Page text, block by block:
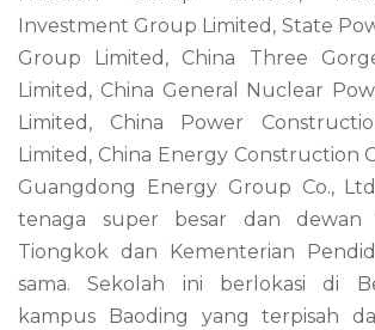
Investment Group Limited, State
Group Limited, China Three
Limited, China General Nuclear
Limited, China Power
Limited, China Energy Construction
Guangdong Energy Group Co.,
tenaga super besar dan dewan
Tiongkok dan Kementerian
sama. Sekolah ini berlokasi di
kampus Baoding yang terpisah